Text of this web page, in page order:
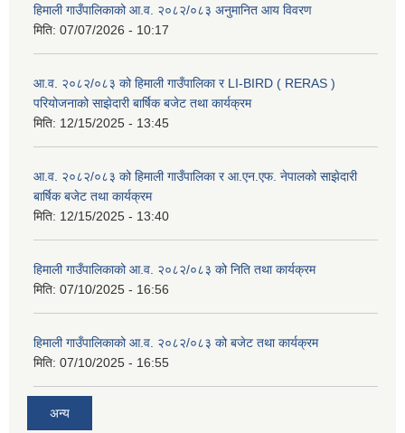
हिमाली गाउँपालिकाको आ.व. २०८२/०८३ अनुमानित आय विवरण
मिति: 07/07/2026 - 10:17
आ.व. २०८२/०८३ को हिमाली गाउँपालिका र LI-BIRD ( RERAS )
परियोजनाको साझेदारी बार्षिक बजेट तथा कार्यक्रम
मिति: 12/15/2025 - 13:45
आ.व. २०८२/०८३ को हिमाली गाउँपालिका र आ.एन.एफ. नेपालको साझेदारी
बार्षिक बजेट तथा कार्यक्रम
मिति: 12/15/2025 - 13:40
हिमाली गाउँपालिकाको आ.व. २०८२/०८३ को निति तथा कार्यक्रम
मिति: 07/10/2025 - 16:56
हिमाली गाउँपालिकाको आ.व. २०८२/०८३ को बजेट तथा कार्यक्रम
मिति: 07/10/2025 - 16:55
अन्य